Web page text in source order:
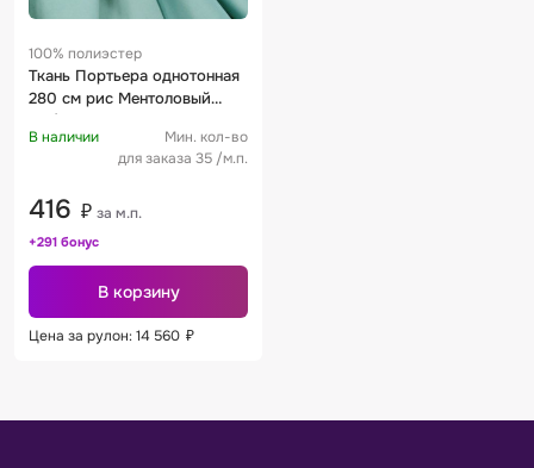
100% полиэстер
Ткань Портьера однотонная
280 см рис Ментоловый
116/280
В наличии
Мин. кол-во
для заказа 35 /м.п.
416 ₽ за м.п.
+291 бонус
В корзину
Цена за рулон: 14 560 ₽